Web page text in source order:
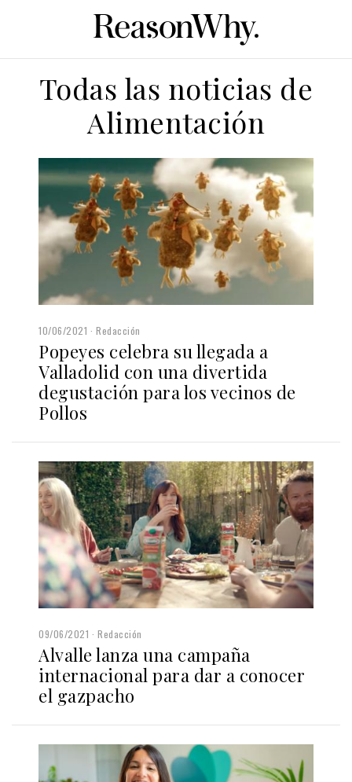
Todas las noticias de
Alimentación
10/06/2021 Redacción
Popeyes celebra su llegada a
Valladolid con una divertida
degustación para los vecinos de
Pollos
09/06/2021 Redacción
Alvalle lanza una campaña
internacional para dar a conocer
el gazpacho